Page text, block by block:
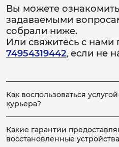
Вы можете
задаваемыми
собрали ниже.
Или свяжитесь с нами
74954319442, если не
Как воспользоваться
курьера?
Всё просто! Если у вас не
неисправное устройство в
нашего курьера, который
Какие гарантии
восстановленные